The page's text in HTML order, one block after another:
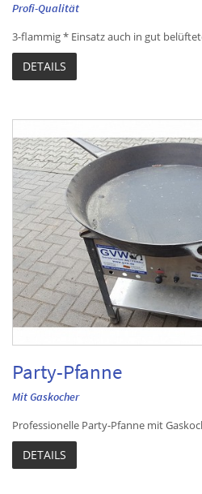
Profi-Qualität
3-flammig * Einsatz auch in gut
DETAILS
Party-Pfanne
Mit Gaskocher
Professionelle Party-Pfanne mit
DETAILS